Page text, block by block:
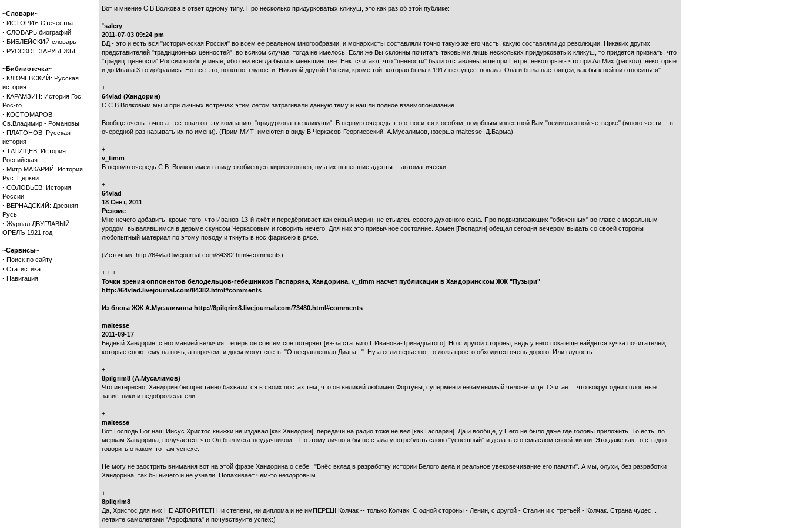
~Словари~
· ИСТОРИЯ Отечества
· СЛОВАРЬ биографий
· БИБЛЕЙСКИЙ словарь
· РУССКОЕ ЗАРУБЕЖЬЕ
~Библиотечка~
· КЛЮЧЕВСКИЙ: Русская
история
· КАРАМЗИН: История Гос.
Рос-го
· КОСТОМАРОВ:
Св.Владимир - Романовы
· ПЛАТОНОВ: Русская
история
· ТАТИЩЕВ: История
Российская
· Митр.МАКАРИЙ: История
Рус. Церкви
· СОЛОВЬЕВ: История
России
· ВЕРНАДСКИЙ: Древняя
Русь
· Журнал ДВУГЛАВЫЙ
ОРЕЛЪ 1921 год
~Сервисы~
· Поиск по сайту
· Статистика
· Навигация
Вот и мнение С.В.Волкова в ответ одному типу. Про несколько придурковатых кликуш, это как раз об этой публике:
"salery
2011-07-03 09:24 pm
БД - это и есть вся "историческая Россия" во всем ее реальном многообразии, и монархисты составляли точно такую же его часть, какую составляли до революции. Никаких других
представителей "традиционных ценностей", во всяком случае, тогда не имелось. Если же Вы склонны почитать таковыми лишь нескольких придурковатых кликуш, то придется признать, что
"традиц. ценности" России вообще иные, ибо они всегда были в меньшинстве. Нек. считают, что "ценности" были отставлены еще при Петре, некоторые - что при Ал.Мих.(раскол), некоторые
и до Ивана 3-го добрались. Но все это, понятно, глупости. Никакой другой России, кроме той, которая была к 1917 не существовала. Она и была настоящей, как бы к ней ни относиться".
+
64vlad (Хандорин)
С С.В.Волковым мы и при личных встречах этим летом затрагивали данную тему и нашли полное взаимопонимание.
Вообще очень точно аттестовал он эту компанию: "придурковатые кликуши". В первую очередь это относится к особям, подобным известной Вам "великолепной четверке" (много чести -- в
очередной раз называть их по имени). (Прим.МИТ: имеются в виду В.Черкасов-Георгиевский, А.Мусалимов, юзерша maitesse, Д.Барма)
+
v_timm
В первую очередь С.В. Волков имел в виду якобиевцев-кириенковцев, ну а их нынешние адепты -- автоматически.
+
64vlad
18 Сент, 2011
Резюме
Мне нечего добавить, кроме того, что Иванов-13-й лжёт и передёргивает как сивый мерин, не стыдясь своего духовного сана. Про подвизгивающих "обиженных" во главе с моральным
уродом, вывалявшимся в дерьме скунсом Черкасовым и говорить нечего. Для них это привычное состояние. Армен [Гаспарян] обещал сегодня вечером выдать со своей стороны
любопытный материал по этому поводу и ткнуть в нос фарисею в рясе.
(Источник: http://64vlad.livejournal.com/84382.html#comments)
+ + +
Точки зрения оппонентов белодельцов-гебешников Гаспаряна, Хандорина, v_timm насчет публикации в Хандоринском ЖЖ "Пузыри"
http://64vlad.livejournal.com/84382.html#comments
Из блога ЖЖ А.Мусалимова http://8pilgrim8.livejournal.com/73480.html#comments
maitesse
2011-09-17
Бедный Хандорин, с его манией величия, теперь он совсем сон потеряет [из-за статьи о.Г.Иванова-Тринадцатого]. Но с другой стороны, ведь у него пока еще найдется кучка почитателей,
которые споют ему на ночь, а впрочем, и днем могут спеть: "О несравненная Диана...". Ну а если серьезно, то ложь просто обходится очень дорого. Или глупость.
+
8pilgrim8 (А.Мусалимов)
Что интересно, Хандорин беспрестанно бахвалится в своих постах тем, что он великий любимец Фортуны, супермен и незаменимый человечище. Считает , что вокруг одни сплошные
завистники и недоброжелатели!
+
maitesse
Вот Господь Бог наш Иисус Христос книжки не издавал [как Хандорин], передачи на радио тоже не вел [как Гаспарян]. Да и вообще, у Него не было даже где головы приложить. То есть, по
меркам Хандорина, получается, что Он был мега-неудачником... Поэтому лично я бы не стала употреблять слово "успешный" и делать его смыслом своей жизни. Это даже как-то стыдно
говорить о каком-то там успехе.
Не могу не заострить внимания вот на этой фразе Хандорина о себе : "Внёс вклад в разработку истории Белого дела и реальное увековечивание его памяти". А мы, олухи, без разработки
Хандорина, так бы ничего и не узнали. Попахивает чем-то нездоровым.
+
8pilgrim8
Да, Христос для них НЕ АВТОРИТЕТ! Ни степени, ни диплома и не имПЕРЕЦ! Колчак -- только Колчак. С одной стороны - Ленин, с другой - Сталин и с третьей - Колчак. Страна чудес...
летайте самолётами "Аэрофлота" и почувствуйте успех:)